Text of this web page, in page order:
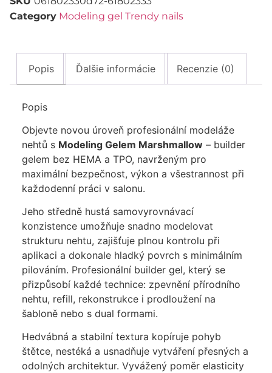
Category Modeling gel Trendy nails
Popis Ďalšie informácie Recenzie (0)
Popis
Objevte novou úroveň profesionální modeláže
nehtů s Modeling Gelem Marshmallow – builder
gelem bez HEMA a TPO, navrženým pro
maximální bezpečnost, výkon a všestrannost při
každodenní práci v salonu.
Jeho středně hustá samovyrovnávací
konzistence umožňuje snadno modelovat
strukturu nehtu, zajišťuje plnou kontrolu při
aplikaci a dokonale hladký povrch s minimálním
pilováním. Profesionální builder gel, který se
přizpůsobí každé technice: zpevnění přírodního
nehtu, refill, rekonstrukce i prodloužení na
šabloně nebo s dual formami.
Hedvábná a stabilní textura kopíruje pohyb
štětce, nestéká a usnadňuje vytváření přesných a
odolných architektur. Vyvážený poměr elasticity